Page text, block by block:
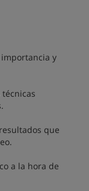
y
que
a la hora de